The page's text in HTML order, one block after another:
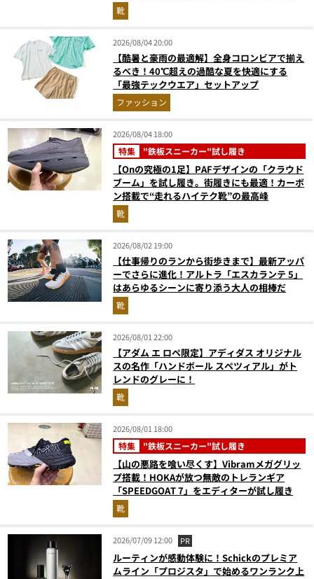
『コレ買いです』Vol.173
靴
2026/08/04 20:00
【酷暑と豪雨の最適解】全身コロンビアで揃え
るべき！40℃超えの過酷な夏を快適にする
「最強テックウエア」セットアップ
ファッション
2026/08/04 18:00
特集 "鉄板スニーカー"試し履き
【Onの究極の1足】PAFデザインの「クラウド
ブーム」を試し履き。街履きにも最適！カーボ
ン搭載で“走れるハイテク靴”の最高峰
靴
2026/08/02 19:00
【仕事帰りのランから街歩きまで】最新アッパ
ーでさらに進化！アルトラ「エスカランテ 5」
はあらゆるシーンに寄り添う大人の相棒だ
靴
2026/08/01 22:00
【アダム エ ロペ限定】アディダス オリジナル
スの名作「ハンドボール スペツィアル」がト
レンドのグレーに！
靴
2026/08/01 18:00
特集 "鉄板スニーカー"試し履き
【山の悪路を喰い尽くす】Vibramメガグリッ
プ搭載！HOKAが放つ無敵のトレランギア
「SPEEDGOAT 7」をエディターが試し履き
靴
2026/07/09 12:00 PR
ルーティンが感動体験に！Schickのプレミア
ムライン「プロジスタ」で始めるワンランク上